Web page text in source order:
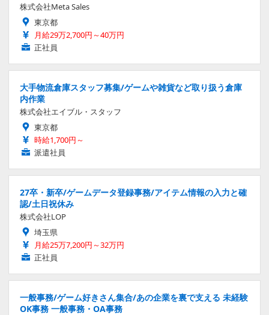
株式会社Meta Sales
東京都
月給29万2,700円～40万円
正社員
大手物流倉庫スタッフ募集/ゲームや雑貨など取り扱う倉庫
内作業
株式会社エイブル・スタッフ
東京都
時給1,700円～
派遣社員
27卒・新卒/ゲームデータ登録事務/アイテム情報の入力と確
認/土日祝休み
株式会社LOP
埼玉県
月給25万7,200円～32万円
正社員
一般事務/ゲーム好きさん集合/あの企業を裏で支える 未経験
OK事務 一般事務・OA事務